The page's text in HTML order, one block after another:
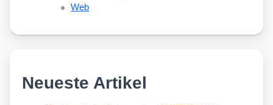
Web
Neueste Artikel